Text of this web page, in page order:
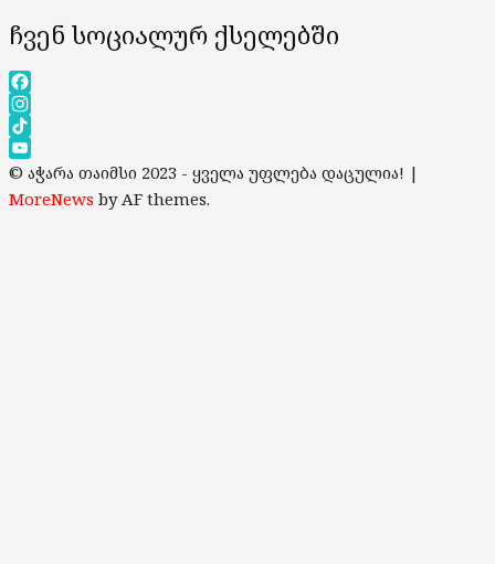
ჩვენ სოციალურ ქსელებში
Facebook
Instagram
TikTok
YouTube
Channel
© აჭარა თაიმსი 2023 - ყველა უფლება დაცულია! |
MoreNews by AF themes.